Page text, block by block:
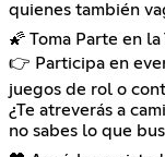
quienes también
🌠 Toma Parte en la
👉 Participa en
juegos de rol o
¿Te atreverás a
no sabes lo que